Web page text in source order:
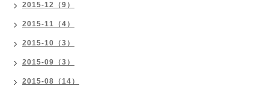
2015-12（9）
2015-11（4）
2015-10（3）
2015-09（3）
2015-08（14）